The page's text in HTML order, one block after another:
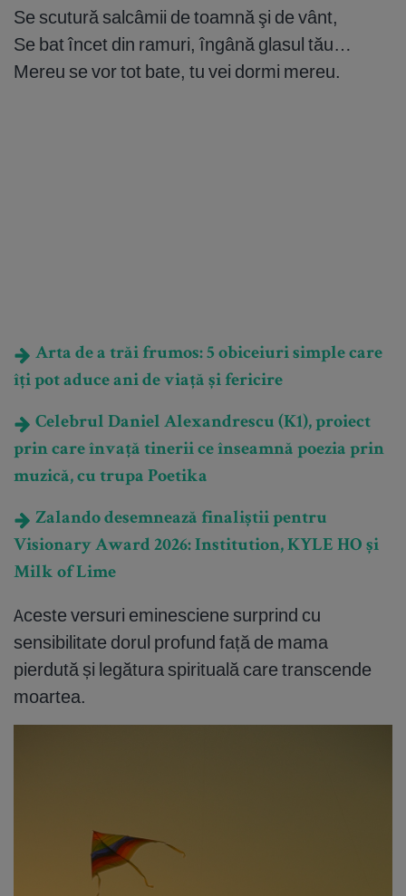
Se scutură salcâmii de toamnă şi de vânt,
Se bat încet din ramuri, îngână glasul tău…
Mereu se vor tot bate, tu vei dormi mereu.
Arta de a trăi frumos: 5 obiceiuri simple care
îți pot aduce ani de viață și fericire
Celebrul Daniel Alexandrescu (K1), proiect
prin care învață tinerii ce înseamnă poezia prin
muzică, cu trupa Poetika
Zalando desemnează finaliștii pentru
Visionary Award 2026: Institution, KYLE HO și
Milk of Lime
Aceste versuri eminesciene surprind cu
sensibilitate dorul profund față de mama
pierdută și legătura spirituală care transcende
moartea.